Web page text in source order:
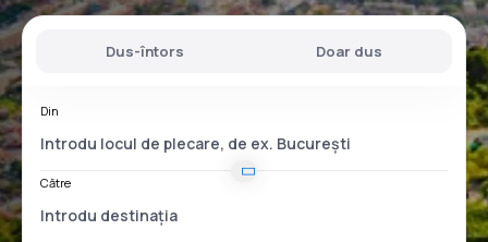
Dus-întors Doar dus
Din
Către